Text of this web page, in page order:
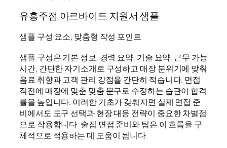
유흥주점 아르바이트 지원서 샘플
샘플 구성 요소, 맞춤형 작성 포인트
샘플 구성은 기본 정보, 경력 요약, 기술 요약, 근무 가능
시간, 간단한 자기소개로 구성하고 매장 분위기에 맞춰
음료 취향과 고객 관리 강점을 간단히 적습니다. 면접
직전에 매장에 맞춘 맞춤 문구로 수정하는 습관이 합격
률을 높입니다. 이러한 기초가 갖춰지면 실제 면접 준
비에서도 도구 선택과 현장 대응 전략이 중요한 차별점
으로 작용합니다. 술집 면접 준비와 팁은 이 흐름을 구
체적으로 적용하는 데 도움이 됩니다.